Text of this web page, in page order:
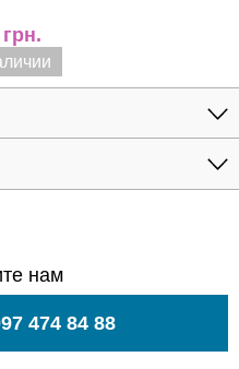
грн.
нам
474 84 88